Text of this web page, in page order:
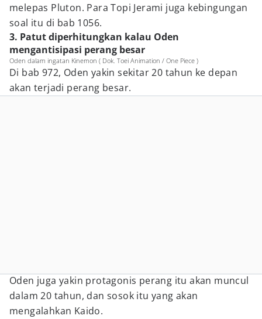
melepas Pluton. Para Topi Jerami juga kebingungan
soal itu di bab 1056.
3. Patut diperhitungkan kalau Oden
mengantisipasi perang besar
Oden dalam ingatan Kinemon ( Dok. Toei Animation / One Piece )
Di bab 972, Oden yakin sekitar 20 tahun ke depan
akan terjadi perang besar.
Oden juga yakin protagonis perang itu akan muncul
dalam 20 tahun, dan sosok itu yang akan
mengalahkan Kaido.